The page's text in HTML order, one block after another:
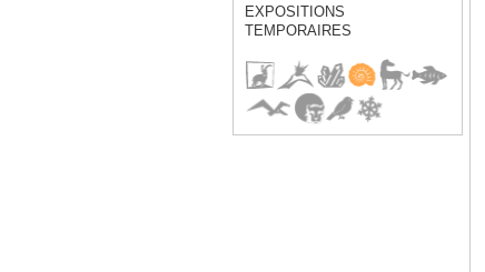
EXPOSITIONS
TEMPORAIRES